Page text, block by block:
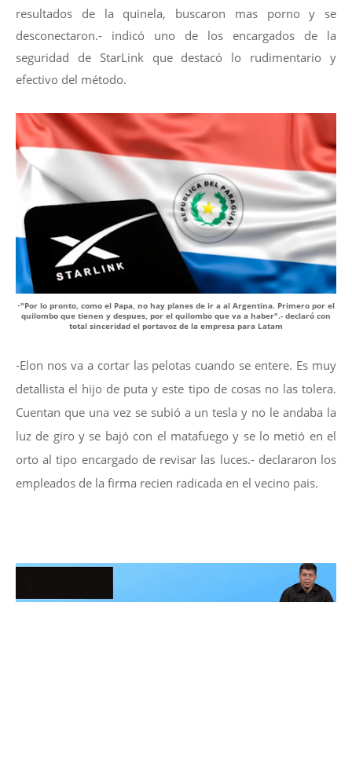
resultados de la quinela, buscaron mas porno y se
desconectaron.- indicó uno de los encargados de la
seguridad de StarLink que destacó lo rudimentario y
efectivo del método.
-"Por lo pronto, como el Papa, no hay planes de ir a al Argentina. Primero por el
quilombo que tienen y despues, por el quilombo que va a haber".- declaró con
total sinceridad el portavoz de la empresa para Latam
-Elon nos va a cortar las pelotas cuando se entere. Es muy
detallista el hijo de puta y este tipo de cosas no las tolera.
Cuentan que una vez se subió a un tesla y no le andaba la
luz de giro y se bajó con el matafuego y se lo metió en el
orto al tipo encargado de revisar las luces.- declararon los
empleados de la firma recien radicada en el vecino pais.